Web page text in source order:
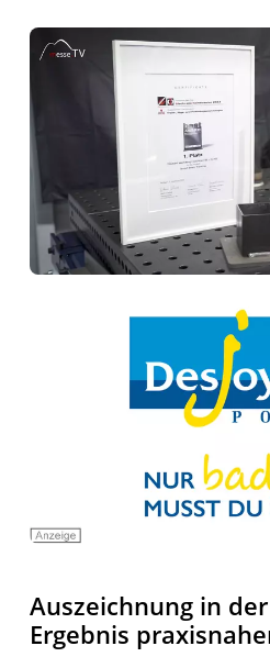
Auszeichnung in
Ergebnis